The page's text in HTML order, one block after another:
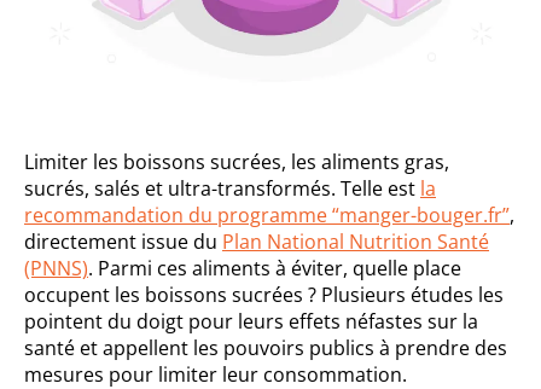
Limiter les boissons sucrées, les aliments gras,
sucrés, salés et ultra-transformés. Telle est la
recommandation du programme “manger-bouger.fr”,
directement issue du Plan National Nutrition Santé
(PNNS). Parmi ces aliments à éviter, quelle place
occupent les boissons sucrées ? Plusieurs études les
pointent du doigt pour leurs effets néfastes sur la
santé et appellent les pouvoirs publics à prendre des
mesures pour limiter leur consommation.